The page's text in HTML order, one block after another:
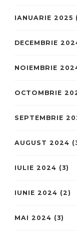
IANUARIE 2025
DECEMBRIE
NOIEMBRIE
OCTOMBRIE
SEPTEMBRIE
AUGUST 2024
IULIE 2024 (3)
IUNIE 2024 (2)
MAI 2024 (3)